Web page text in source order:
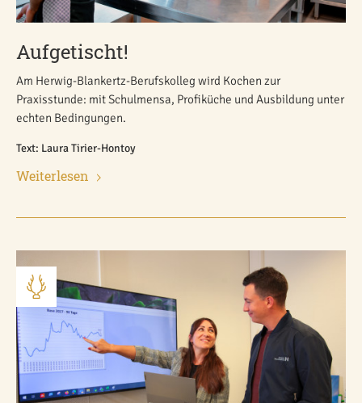
Aufgetischt!
Am Herwig-Blankertz-Berufskolleg wird Kochen zur
Praxisstunde: mit Schulmensa, Profiküche und Ausbildung unter
echten Bedingungen.
Text: Laura Tirier-Hontoy
Weiterlesen